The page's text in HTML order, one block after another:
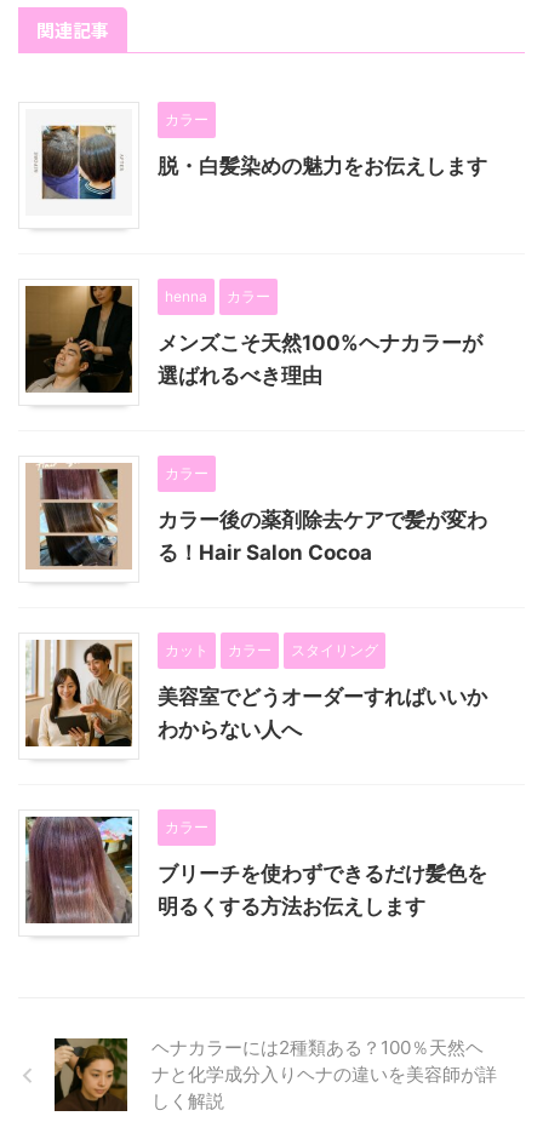
関連記事
カラー
脱・白髪染めの魅力をお伝えします
henna カラー
メンズこそ天然100%ヘナカラーが
選ばれるべき理由
カラー
カラー後の薬剤除去ケアで髪が変わ
る！Hair Salon Cocoa
カット カラー スタイリング
美容室でどうオーダーすればいいか
わからない人へ
カラー
ブリーチを使わずできるだけ髪色を
明るくする方法お伝えします
ヘナカラーには2種類ある？100％天然ヘ
ナと化学成分入りヘナの違いを美容師が詳
しく解説